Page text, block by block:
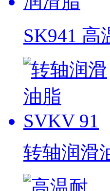
SK941 高
转轴润滑